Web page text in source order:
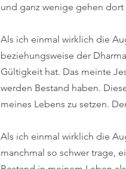
und ganz wenige gehen dort
Als ich einmal wirklich die
beziehungsweise der
Gültigkeit hat. Das meinte
werden Bestand haben.
meines Lebens zu setzen.
Als ich einmal wirklich die
manchmal so schwer trage,